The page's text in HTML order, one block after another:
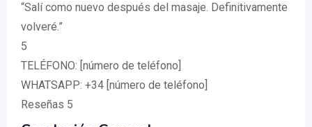
“Salí como nuevo después del masaje. Definitivamente
volveré.”
5
TELÉFONO: [número de teléfono]
WHATSAPP: +34 [número de teléfono]
Reseñas 5